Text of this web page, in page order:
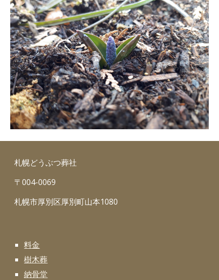
札幌どうぶつ葬社
〒004-0069
札幌市厚別区厚別町山本1080
料金
樹木葬
納骨堂